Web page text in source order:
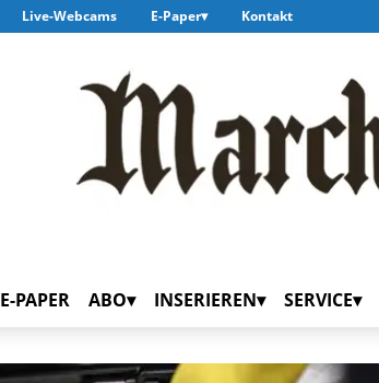
Live-Webcams E-Paper Kontakt
E-PAPER ABO INSERIEREN SERVICE